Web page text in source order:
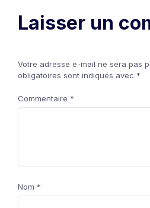
Laisser un
Votre adresse e-mail ne sera pas
obligatoires sont indiqués avec *
Commentaire *
Nom *